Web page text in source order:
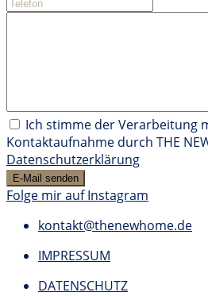
Ich stimme der Verarbeitung
Kontaktaufnahme durch THE
Datenschutzerklärung
Folge mir auf Instagram
kontakt@thenewhome.de
IMPRESSUM
DATENSCHUTZ